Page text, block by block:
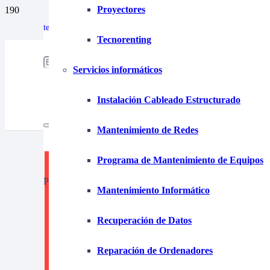
tecnofim@tecnofim.com
653 15 87 39
925 280 355
Product
Proyectores
Tecnorenting
Servicios informáticos
Instalación Cableado Estructurado
Mantenimiento de Redes
Programa de Mantenimiento de Equipos
Mantenimiento Informático
Recuperación de Datos
Reparación de Ordenadores